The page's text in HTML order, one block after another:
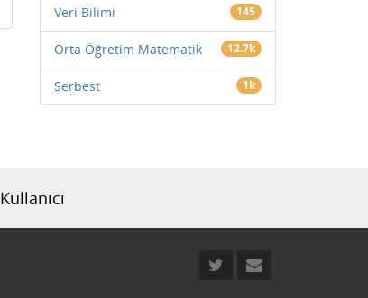
Veri Bilimi 145
Orta Öğretim Matematik 12.7k
Serbest 1k
Kullanıcı